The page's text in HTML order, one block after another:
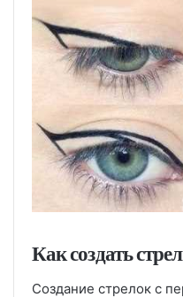
Как создать
Создание стрелок с